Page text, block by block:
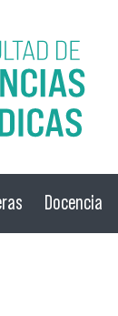
Docencia